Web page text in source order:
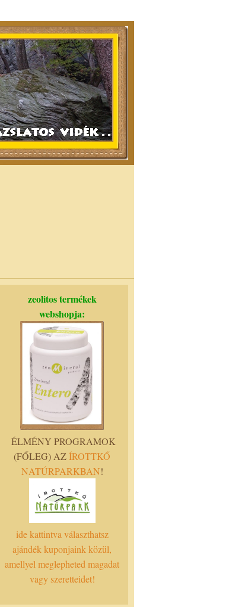
zeolitos termékek
webshopja:
ÉLMÉNY PROGRAMOK
(FŐLEG) AZÍROTTKŐ
NATÚRPARKBAN!
ide kattintva választhatsz
ajándék kuponjaink közül,
amellyel meglepheted magadat
vagy szeretteidet!